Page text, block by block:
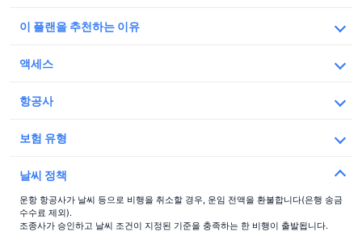
이 플랜을 추천하는 이유
액세스
시마 스페인 빌리지 입구
미에현 이세시마 시 이가쿠리 700
구글 지도 참조하기
접근 정보
{:station=>"우카타 역", :first=>"우카타 역에서 직행 버스로 약 13분 소요"}
항공사
보험 유형
날씨 정책
운항 항공사가 날씨 등으로 비행을 취소할 경우, 운임 전액을 환불합니다(은행 송금
수수료 제외).
조종사가 승인하고 날씨 조건이 지정된 기준을 충족하는 한 비행이 출발됩니다.